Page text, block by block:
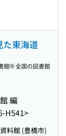
た東海道
編
H541>
館 全国の図書館
料館 (豊橋市)